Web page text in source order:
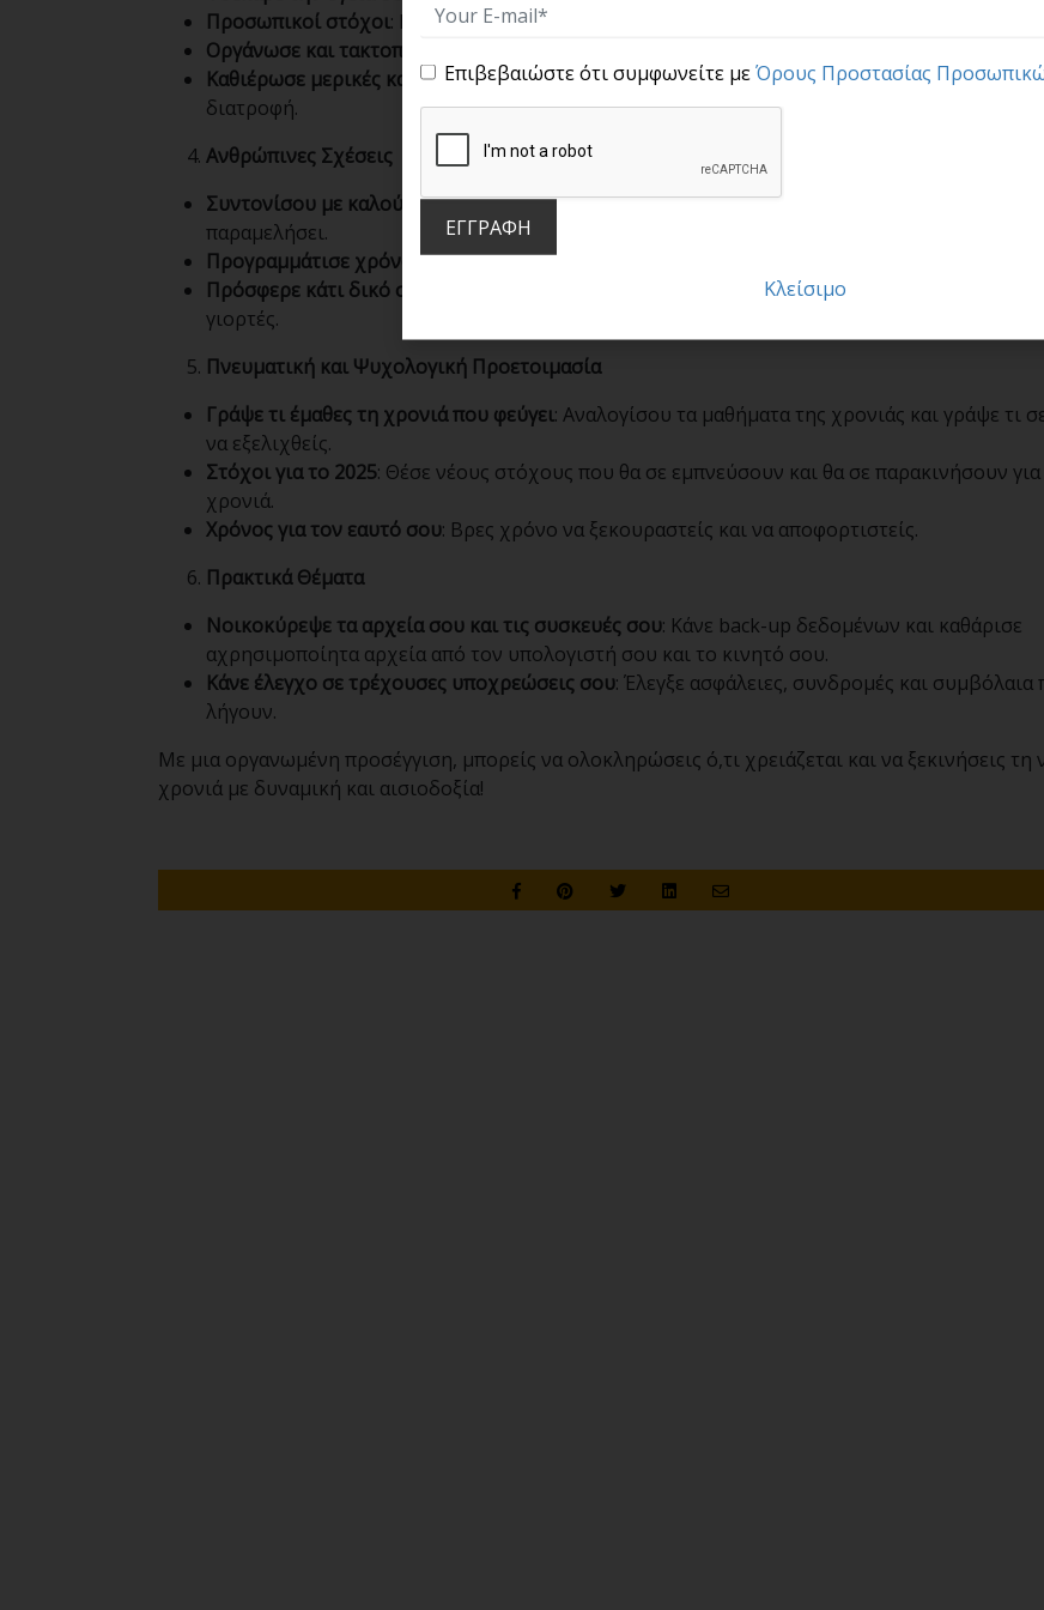
Προσωπικοί στόχοι: Επανεξέτασε αν έχεις πετύχει τους προσωπικούς στόχους σου για
Οργάνωσε και τακτοποίησε
Καθιέρωσε μερικές καλές συνήθειες: Ανάπτυξε ή ενίσχυσε υγιεινές συνήθειες, όπως
διατροφή.
Ανθρώπινες Σχέσεις
Συντονίσου με καλούς φίλους και οικογένεια: Επικοινώνησε με αγαπημένους και επαφές που
παραμελήσει.
Προγραμμάτισε χρόνο για ξεκούραση: Αν σκοπεύεις να ταξιδέψεις, κάνε τον σχεδιασμό σου
Πρόσφερε κάτι δικό σου
: Αν θέλεις να προσφέρεις, βρες έναν τρόπο να βοηθήσεις μέσα στις
γιορτές.
Πνευματική και Ψυχολογική Προετοιμασία
Γράψε τι έμαθες τη χρονιά που φεύγει: Αναλογίσου τα μαθήματα της χρονιάς και γράψε τι
να εξελιχθείς.
Στόχοι για το 2025: Θέσε νέους στόχους που θα σε εμπνεύσουν και θα σε παρακινήσουν για
χρονιά.
Χρόνος για τον εαυτό σου: Βρες χρόνο να ξεκουραστείς και να αποφορτιστείς.
Πρακτικά Θέματα
Νοικοκύρεψε τα αρχεία σου και τις συσκευές σου: Κάνε back-up δεδομένων και καθάρισε
αχρησιμοποίητα αρχεία από τον υπολογιστή σου και το κινητό σου.
Κάνε έλεγχο σε τρέχουσες υποχρεώσεις σου: Έλεγξε ασφάλειες, συνδρομές και συμβόλαια
λήγουν.
Με μια οργανωμένη προσέγγιση, μπορείς να ολοκληρώσεις ό,τι χρειάζεται και να ξεκινήσεις τη
χρονιά με δυναμική και αισιοδοξία!
Επιβεβαιώστε ότι συμφωνείτε μεΌρους Προστασίας
ΕΓΓΡΑΦΗ
Κλείσιμο